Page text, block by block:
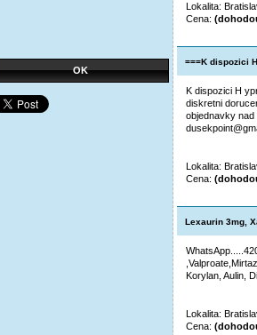
OK
Lokalita:
Cena:
===K dispozici
K dispozici H
diskretni
objednavky nad
Lokalita:
Cena:
Lexaurin 3mg,
Korylan, Aulin,
Lokalita:
Cena: